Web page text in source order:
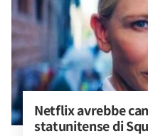
Netflix avrebbe
statunitense di